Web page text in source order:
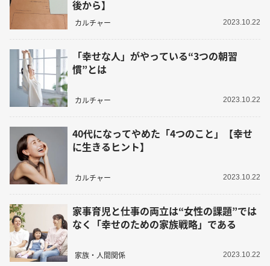
後から】
カルチャー 2023.10.22
「幸せな人」がやっている“3つの朝習
慣”とは
カルチャー 2023.10.22
40代になってやめた「4つのこと」【幸せ
に生きるヒント】
カルチャー 2023.10.22
家事育児と仕事の両立は“女性の課題”では
なく「幸せのための家族戦略」である
家族・人間関係 2023.10.22